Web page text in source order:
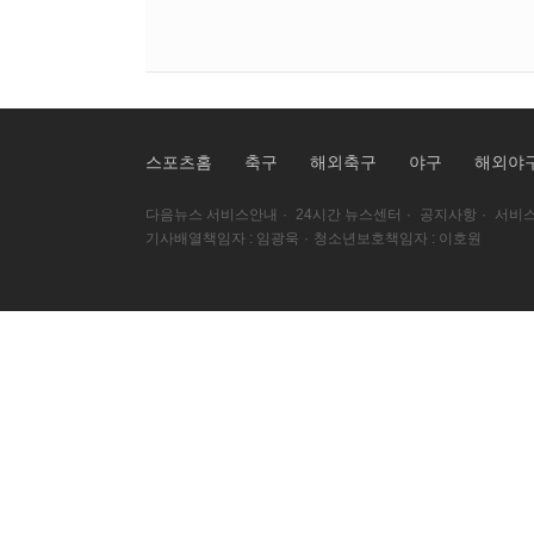
스포츠홈 축구 해외축구 야구 해외야
다음뉴스 서비스안내 · 24시간 뉴스센터 · 공지사항 ·
서비
기사배열책임자 : 임광욱 · 청소년보호책임자 : 이호원